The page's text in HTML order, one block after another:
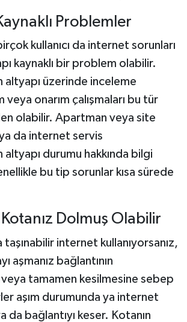
Problemler
kullanıcı da internet sorunları
kaynaklı bir problem olabilir.
altyapı üzerinde inceleme
veya onarım çalışmaları bu tür
olabilir. Apartman veya site
da internet servis
altyapı durumu hakkında bilgi
bu tip sorunlar kısa sürede
Dolmuş Olabilir
taşınabilir internet kullanıyorsanız,
aşmanız bağlantının
veya tamamen kesilmesine sebep
aşım durumunda ya internet
da bağlantıyı keser. Kotanın